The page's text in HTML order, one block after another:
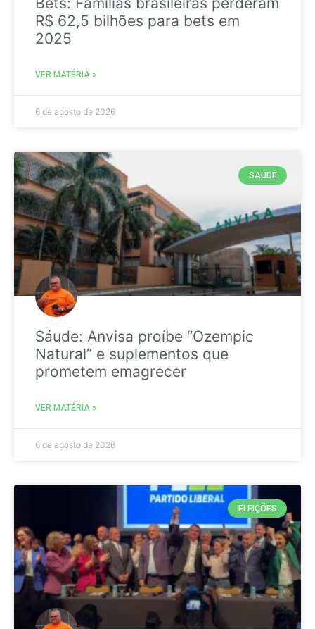
R$ 62,5 bilhões para bets em
2025
VER MATÉRIA »
6 de agosto de 2026
SAÚDE
Sáude: Anvisa proíbe “Ozempic
Natural” e suplementos que
prometem emagrecer
VER MATÉRIA »
6 de agosto de 2026
ELEIÇÕES